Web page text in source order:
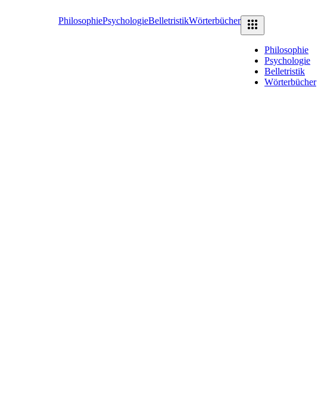
PhilosophiePsychologieBelletristikWörterbücher
Philosophie
Psychologie
Belletristik
Wörterbücher